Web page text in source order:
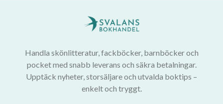
Handla skönlitteratur, fackböcker, barnböcker och
pocket med snabb leverans och säkra betalningar.
Upptäck nyheter, storsäljare och utvalda boktips –
enkelt och tryggt.